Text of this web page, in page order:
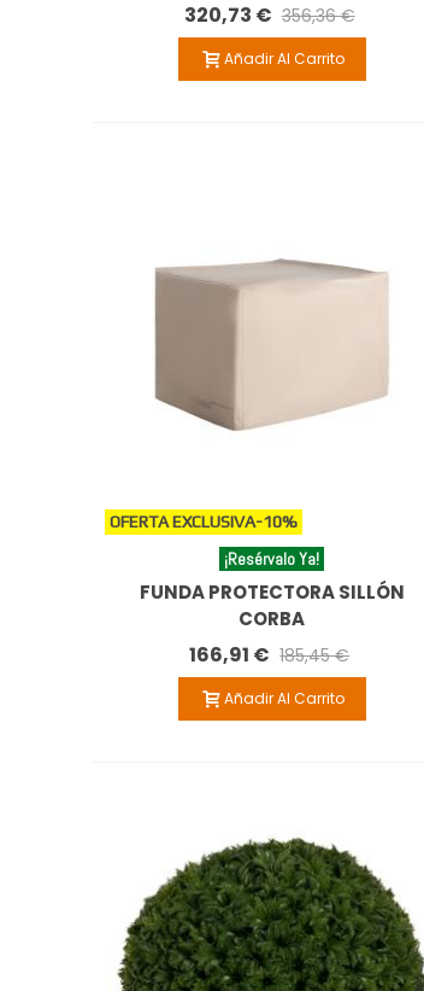
320,73 € 356,36 €
Añadir Al Carrito
OFERTA EXCLUSIVA-10%
¡Resérvalo Ya!
FUNDA PROTECTORA SILLÓN
CORBA
166,91 € 185,45 €
Añadir Al Carrito